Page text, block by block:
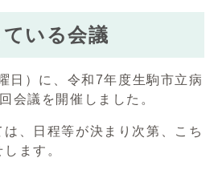
いる会議
日）に、令和7年度生駒市立病
会議を開催しました。
、日程等が決まり次第、こち
ます。